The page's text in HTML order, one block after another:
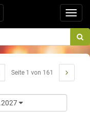
Seite 1 von 161